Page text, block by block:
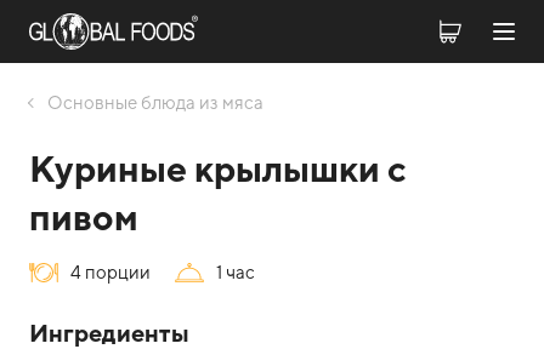
Оcновные блюда из мяса
Куриные крылышки с
пивом
4 порции 1 час
Ингредиенты